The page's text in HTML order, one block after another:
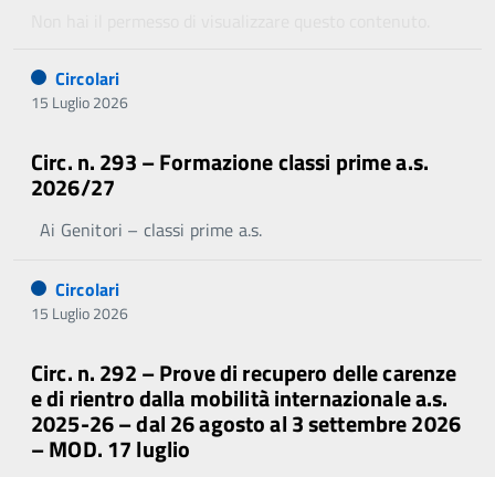
Circolari
15 Luglio 2026
Circ. n. 293 – Formazione classi prime a.s.
2026/27
Ai Genitori – classi prime a.s.
Circolari
15 Luglio 2026
Circ. n. 292 – Prove di recupero delle carenze
e di rientro dalla mobilità internazionale a.s.
2025-26 – dal 26 agosto al 3 settembre 2026
– MOD. 17 luglio